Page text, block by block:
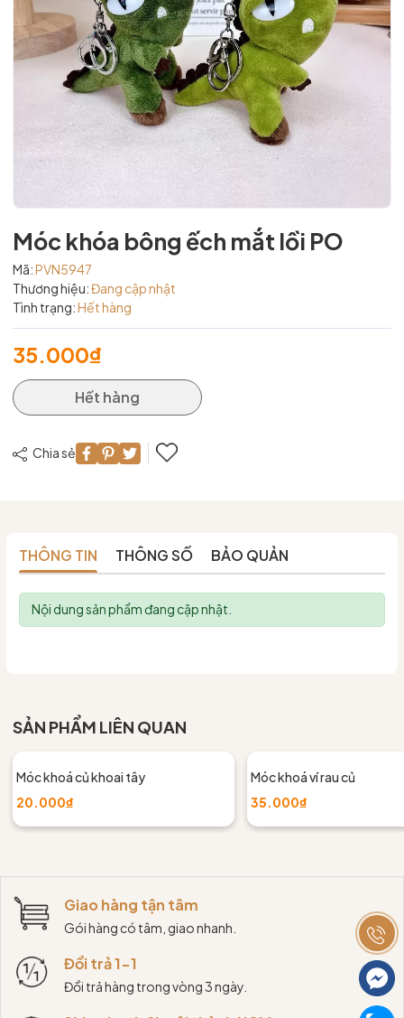
Móc khóa bông ếch mắt lồi PO
Mã:PVN5947
Thương hiệu:Đang cập nhật
Tình trạng:Hết hàng
35.000₫
Hết hàng
Chia sẻ
THÔNG TIN THÔNG SỐ BẢO QUẢN
Nội dung sản phẩm đang cập nhật.
SẢN PHẨM LIÊN QUAN
Móc khoá củ khoai tây
20.000₫
Móc khoá ví rau củ
35.000₫
Giao hàng tận tâm
Gói hàng có tâm, giao nhanh.
Đổi trả 1-1
Đổi trả hàng trong vòng 3 ngày.